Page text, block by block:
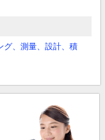
グ、測量、設計、積